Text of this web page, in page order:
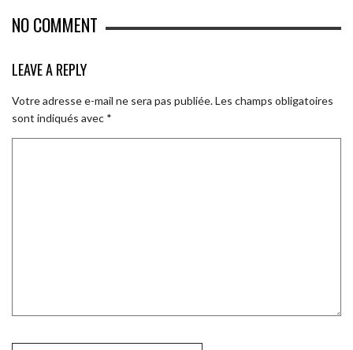
NO COMMENT
LEAVE A REPLY
Votre adresse e-mail ne sera pas publiée.Les champs obligatoires
sont indiqués avec *